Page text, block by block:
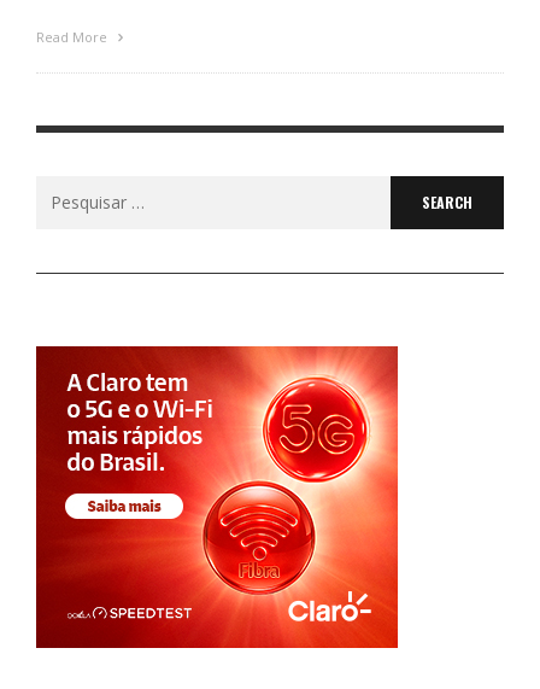
Read More